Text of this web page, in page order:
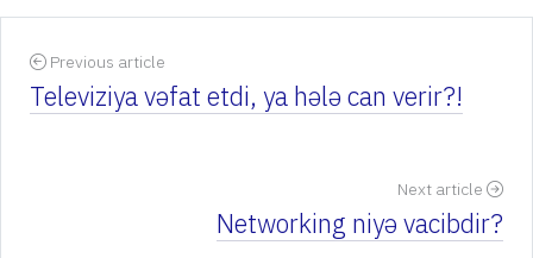
Previous article
Televiziya vəfat etdi, ya hələ can verir?!
Next article
Networking niyə vacibdir?